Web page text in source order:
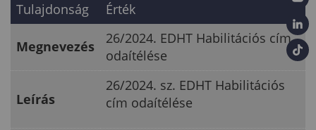
Tulajdonság Érték
Megnevezés
26/2024. EDHT Habilitációs cím
odaítélése
Leírás
26/2024. sz. EDHT Habilitációs
cím odaítélése